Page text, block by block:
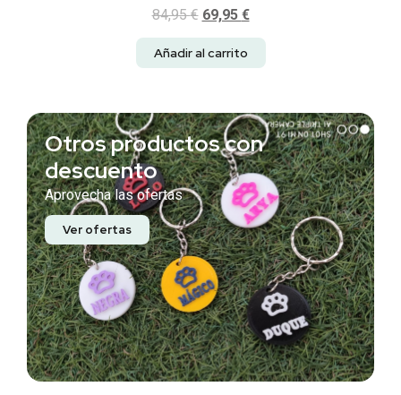
84,95€ 69,95 €
Añadir al carrito
Otros productos con
descuento
Aprovecha las ofertas
Ver ofertas